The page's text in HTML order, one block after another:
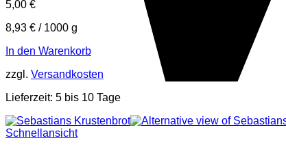
5,00 €
8,93 € / 1000 g
In den Warenkorb
zzgl. Versandkosten
Lieferzeit: 5 bis 10 Tage
Schnellansicht